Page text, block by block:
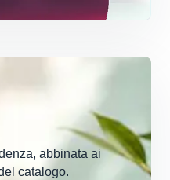
abbinata ai
catalogo.